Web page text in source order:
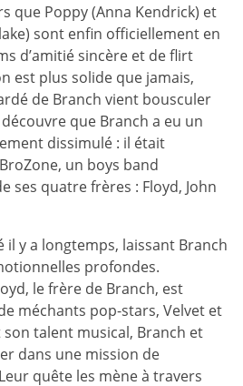
que Poppy (Anna Kendrick) et
sont enfin officiellement en
d’amitié sincère et de flirt
est plus solide que jamais,
de Branch vient bousculer
que Branch a eu un
dissimulé : il était
un boys band
ses quatre frères : Floyd, John
il y a longtemps, laissant Branch
profondes.
le frère de Branch, est
méchants pop-stars, Velvet et
talent musical, Branch et
dans une mission de
quête les mène à travers